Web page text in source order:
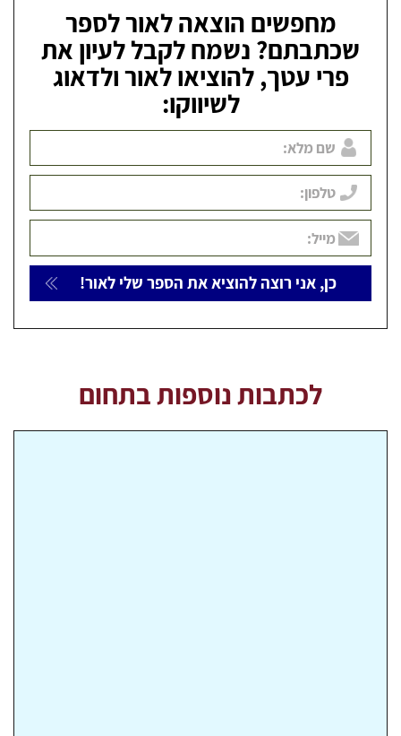
מחפשים הוצאה לאור לספר
שכתבתם? נשמח לקבל לעיון את
פרי עטך, להוציאו לאור ולדאוג
לשיווקו:
לכתבות נוספות בתחום